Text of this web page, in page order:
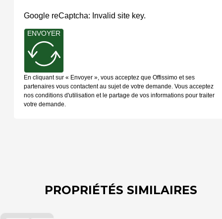
Google reCaptcha: Invalid site key.
ENVOYER
En cliquant sur « Envoyer », vous acceptez que Offissimo et ses
partenaires vous contactent au sujet de votre demande. Vous acceptez
nos conditions d'utilisation et le partage de vos informations pour traiter
votre demande.
PROPRIÉTÉS SIMILAIRES